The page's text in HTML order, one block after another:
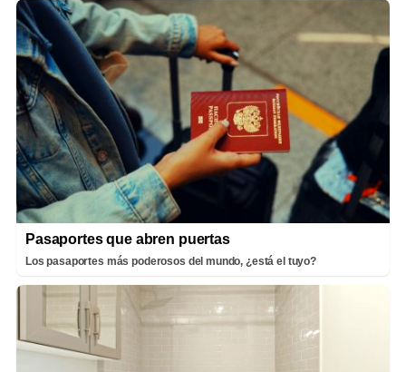
Pasaportes que abren puertas
Los pasaportes más poderosos del mundo, ¿está el tuyo?